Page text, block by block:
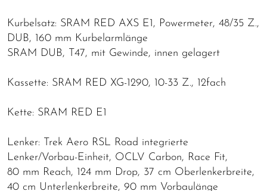
Kurbelsatz: SRAM RED AXS E1, Powermeter, 48/35 Z.,
DUB, 160 mm Kurbelarmlänge
SRAM DUB, T47, mit Gewinde, innen gelagert
Kassette: SRAM RED XG-1290, 10-33 Z., 12fach
Kette: SRAM RED E1
Lenker: Trek Aero RSL Road integrierte
Lenker/Vorbau-Einheit, OCLV Carbon, Race Fit,
80 mm Reach, 124 mm Drop, 37 cm Oberlenkerbreite,
40 cm Unterlenkerbreite, 90 mm Vorbaulänge